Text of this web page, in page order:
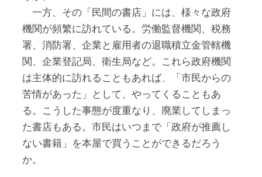
一方、その「民間の書店」には、様々な政府
機関が頻繁に訪れている。労働監督機関、税務
署、消防署、企業と雇用者の退職積立金管轄機
関、企業登記局、衛生局など。これら政府機関
は主体的に訪れることもあれば、「市民からの
苦情があった」として、やってくることもあ
る。こうした事態が度重なり、廃業してしまっ
た書店もある。市民はいつまで「政府が推薦し
ない書籍」を本屋で買うことができるだろう
か。